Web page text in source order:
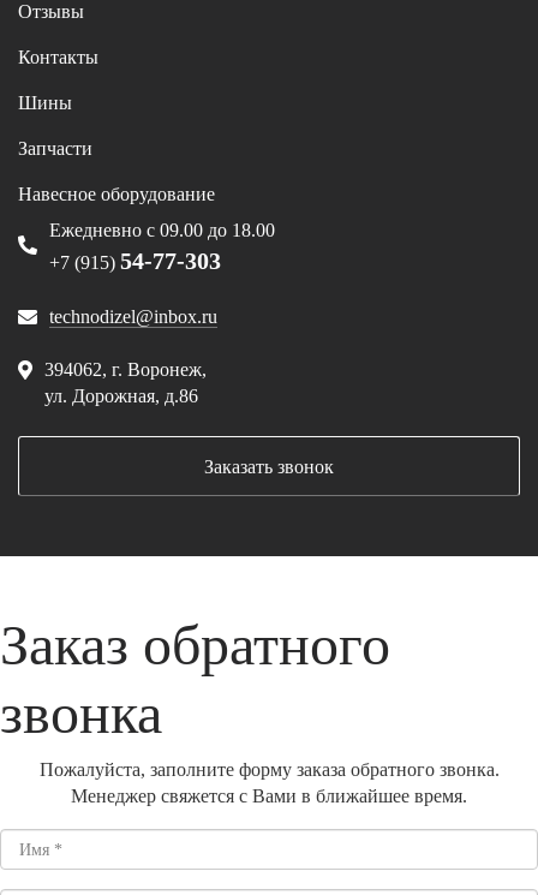
Отзывы
Контакты
Шины
Запчасти
Навесное оборудование
Ежедневно с 09.00 до 18.00
+7 (915) 54-77-303
technodizel@inbox.ru
394062, г. Воронеж,
ул. Дорожная, д.86
Заказать звонок
Заказ обратного
звонка
Пожалуйста, заполните форму заказа обратного звонка.
Менеджер свяжется с Вами в ближайшее время.